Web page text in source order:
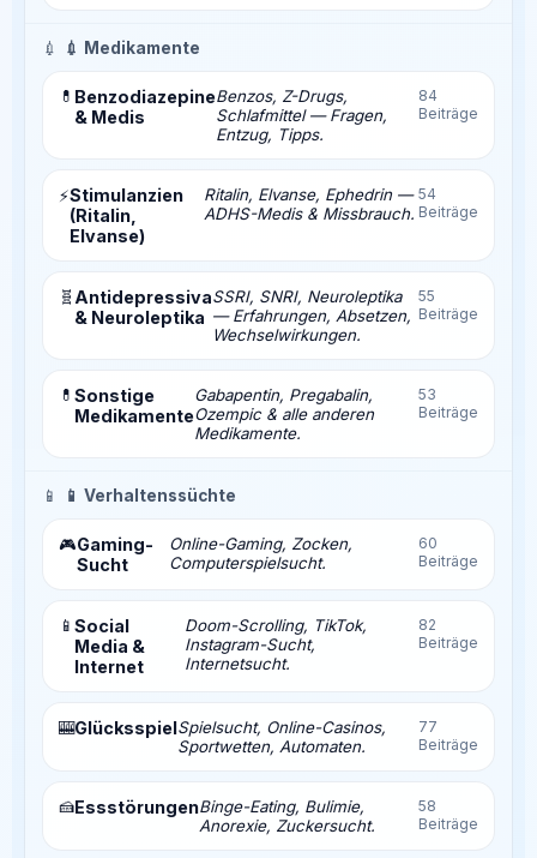
💉 💉 Medikamente
💊 Benzodiazepine
& Medis
Benzos, Z-Drugs,
Schlafmittel — Fragen,
Entzug, Tipps.
84
Beiträge
⚡Stimulanzien
(Ritalin,
Elvanse)
Ritalin, Elvanse, Ephedrin —
ADHS-Medis & Missbrauch.
54
Beiträge
🧬 Antidepressiva
& Neuroleptika
SSRI, SNRI, Neuroleptika
— Erfahrungen, Absetzen,
Wechselwirkungen.
55
Beiträge
💊 Sonstige
Medikamente
Gabapentin, Pregabalin,
Ozempic & alle anderen
Medikamente.
53
Beiträge
📱 📱 Verhaltenssüchte
🎮Gaming-
Sucht
Online-Gaming, Zocken,
Computerspielsucht.
60
Beiträge
📱 Social
Media &
Internet
Doom-Scrolling, TikTok,
Instagram-Sucht,
Internetsucht.
82
Beiträge
🎰GlücksspielSpielsucht, Online-Casinos,
Sportwetten, Automaten.
77
Beiträge
🍰EssstörungenBinge-Eating, Bulimie,
Anorexie, Zuckersucht.
58
Beiträge